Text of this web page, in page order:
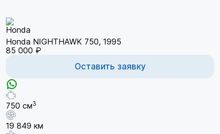
Honda NIGHTHAWK 750, 1995
85 000 ₽
Оставить заявку
750 см3
19 849 км